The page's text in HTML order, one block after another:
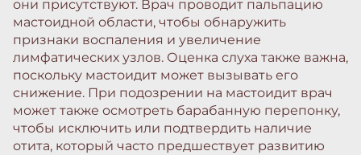
они присутствуют. Врач проводит пальпацию
мастоидной области, чтобы обнаружить
признаки воспаления и увеличение
лимфатических узлов. Оценка слуха также важна,
поскольку мастоидит может вызывать его
снижение. При подозрении на мастоидит врач
может также осмотреть барабанную перепонку,
чтобы исключить или подтвердить наличие
отита, который часто предшествует развитию